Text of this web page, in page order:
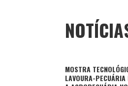
MOSTRA
LAVOURA-